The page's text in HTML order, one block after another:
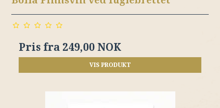
Pris fra 249,00 NOK
VIS PRODUKT